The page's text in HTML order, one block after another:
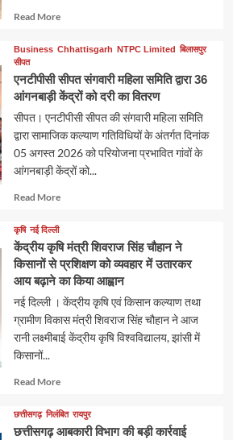
Read MoreRead
about
Business Chhattisgarh NTPC Limited बिलासपुर
सीपत
एनटीपीसी सीपत संगवारी महिला समिति द्वारा 36
आंगनबाड़ी केंद्रों को दरी का वितरण
सीपत। एनटीपीसी सीपत की संगवारी महिला समिति
द्वारा सामाजिक कल्याण गतिविधियों के अंतर्गत दिनांक
05 अगस्त 2026 को परियोजना प्रभावित गांवों के
आंगनबाड़ी केंद्रों को...
Read MoreRead
about
कृषि नई दिल्ली
केंद्रीय कृषि मंत्री शिवराज सिंह चौहान ने
किसानों से प्रशिक्षण को व्यवहार में उतारकर
आय बढ़ाने का किया आह्वान
नई दिल्ली । केंद्रीय कृषि एवं किसान कल्याण तथा
ग्रामीण विकास मंत्री शिवराज सिंह चौहान ने आज
रानी लक्ष्मीबाई केंद्रीय कृषि विश्वविद्यालय, झांसी में
किसानों...
Read MoreRead
about
छत्तीसगढ़ निलंबित रायपुर
छत्तीसगढ़ आबकारी विभाग की बड़ी कार्रवाई